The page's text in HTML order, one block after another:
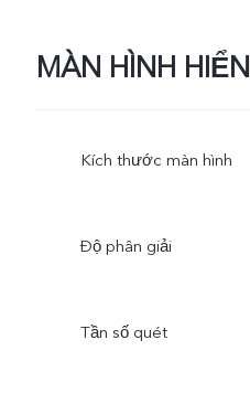
MÀN HÌNH
Kích thước màn hình
Độ phân giải
Tần số quét